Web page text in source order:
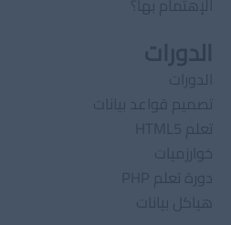
الدورات
الدورات
تصميم قواعد بيانات
تعلم HTML5
خوارزميات
دورة تعلم PHP
هياكل بيانات